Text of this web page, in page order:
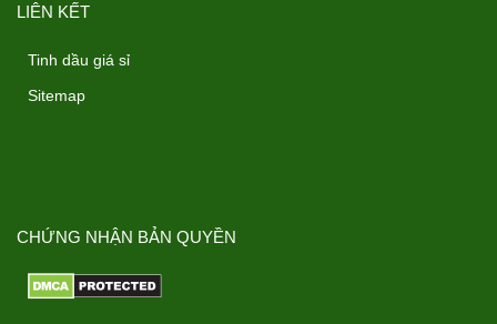
LIÊN KẾT
Tinh dầu giá sỉ
Sitemap
CHỨNG NHẬN BẢN QUYỀN